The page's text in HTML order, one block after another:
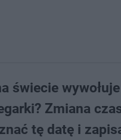
świecie
Zmiana
tę datę i